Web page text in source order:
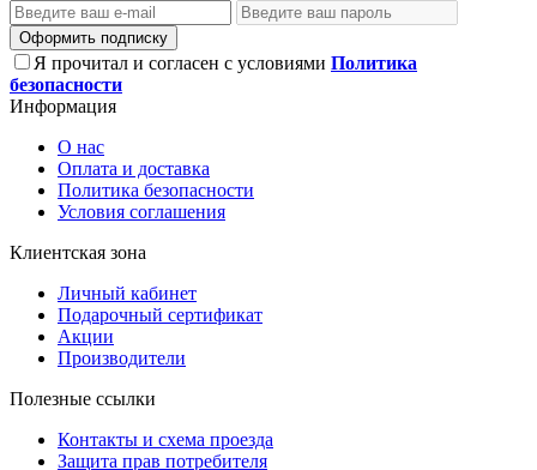
Оформить подписку
Я прочитал и согласен с условиями Политика
безопасности
Информация
О нас
Оплата и доставка
Политика безопасности
Условия соглашения
Клиентская зона
Личный кабинет
Подарочный сертификат
Акции
Производители
Полезные ссылки
Контакты и схема проезда
Защита прав потребителя